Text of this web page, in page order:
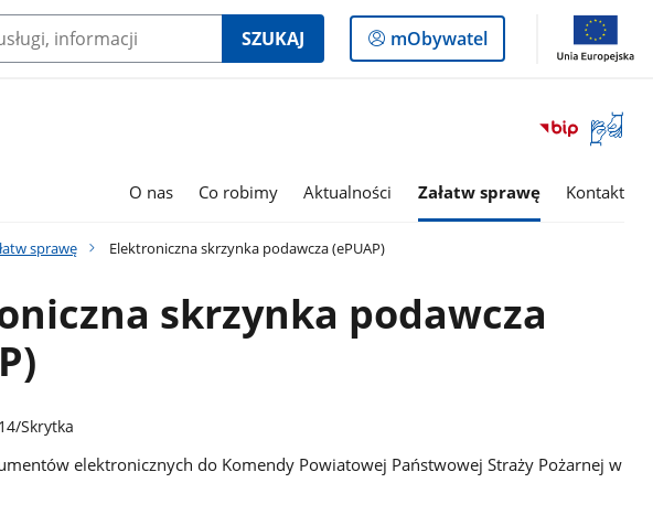
SZUKAJ
Logowanie
do
mObywatel
Otwórz
okno
O nas Co robimy Aktualności Załatw sprawę Kontakt
sprawę Elektroniczna skrzynka podawcza (ePUAP)
skrzynka podawcza
Skrytka
elektronicznych do Komendy Powiatowej Państwowej Straży Pożarnej w